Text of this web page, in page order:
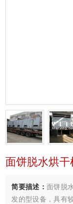
面饼脱水烘干
简要描述： 面饼脱
发的型设备，具有